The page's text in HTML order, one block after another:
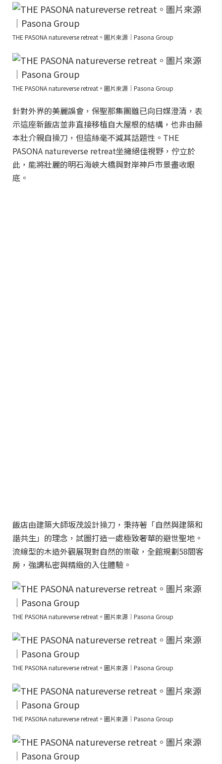
THE PASONA natureverse retreat。圖片來源｜Pasona Group
THE PASONA natureverse retreat。圖片來源｜Pasona Group
針對外界的美麗誤會，保聖那集團雖已向日媒澄清，表
示這座新飯店並非直接移植自大屋根的結構，也非由藤
本壯介親自操刀，但這絲毫不減其話題性。THE
PASONA natureverse retreat坐擁絕佳視野，佇立於
此，能將壯麗的明石海峽大橋與對岸神戶市景盡收眼
底。
飯店由建築大師坂茂設計操刀，秉持著「自然與建築和
諧共生」的理念，試圖打造一處極致奢華的避世聖地。
流線型的木造外觀展現對自然的崇敬，全館規劃58間客
房，強調私密與精緻的入住體驗。
THE PASONA natureverse retreat。圖片來源｜Pasona Group
THE PASONA natureverse retreat。圖片來源｜Pasona Group
THE PASONA natureverse retreat。圖片來源｜Pasona Group